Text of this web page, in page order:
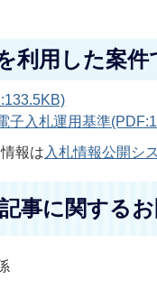
利用した案件
子入札運用基準
報は 入札情報公開シ
事に関する